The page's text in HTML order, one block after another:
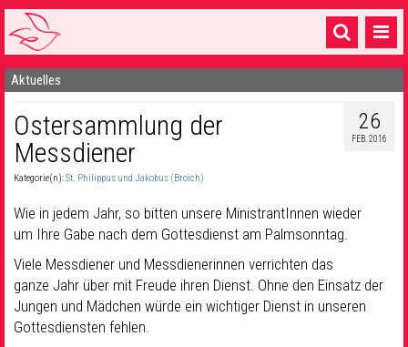
Startseite
1 Pfarrei
16 Gemeinden & mehr
Sakramente & Feste
Gemeinschaft & Soziales
Musik& Kultur
Aktuelles
26
FEB. 2016
Ostersammlung der
Messdiener
Kategorie(n):St. Philippus und Jakobus (Broich)
Wie in jedem Jahr, so bitten unsere MinistrantInnen wieder
um Ihre Gabe nach dem Gottesdienst am Palmsonntag.
Viele Messdiener und Messdienerinnen verrichten das
ganze Jahr über mit Freude ihren Dienst. Ohne den Einsatz der
Jungen und Mädchen würde ein wichtiger Dienst in unseren
Gottesdiensten fehlen.